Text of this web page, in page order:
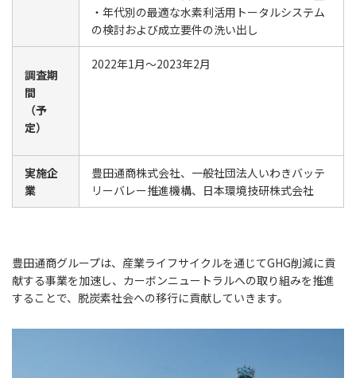
・年代別の最適な水素利活用トータルシステム
の検討および成立要件の洗い出し
調査期
間
（予
定）
2022年1月～2023年2月
実施企
業
豊田通商株式会社、 一般社団法人いわきバッテ
リーバレー推進機構、 日本環境技研株式会社
豊田通商グループは、産業ライフサイクルを通じてGHG削減に貢
献する事業を加速し、カーボンニュートラルへの取り組みを推進
することで、脱炭素社会への移行に貢献していきます。